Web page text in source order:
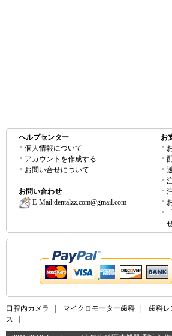
ヘルプセンター
個人情報について
アカウントを作成する
お問い合せについて
お問い合わせ
E-Mail:dentalzz.com@gmail.com
お
口腔内カメラ マイクロモーター歯科 歯科レ
ス